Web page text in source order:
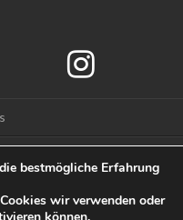
bestmögliche Erfahrung
wir verwenden oder